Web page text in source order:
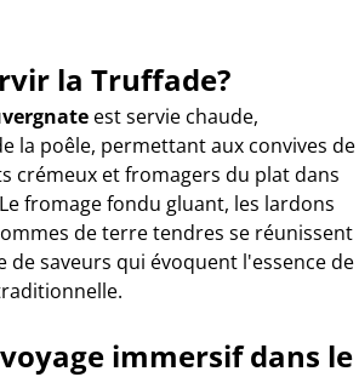
la Truffade?
est servie chaude,
la poêle, permettant aux convives de
crémeux et fromagers du plat dans
fromage fondu gluant, les lardons
de terre tendres se réunissent
de saveurs qui évoquent l'essence de
immersif dans le